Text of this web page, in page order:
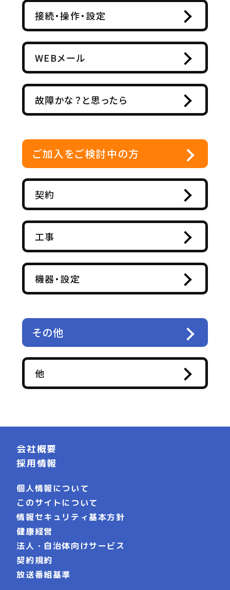
ご加入をご検討中の方
契約
工事
機器・設定
接続・操作・設定
WEBメール
故障かな？と思ったら
その他
他
会社概要
採用情報
個人情報について
このサイトについて
情報セキュリティ基本方針
健康経営
法人・自治体向けサービス
契約規約
放送番組基準